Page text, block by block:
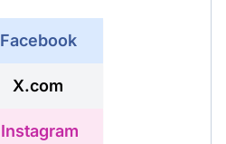
Facebook
X.com
Instagram